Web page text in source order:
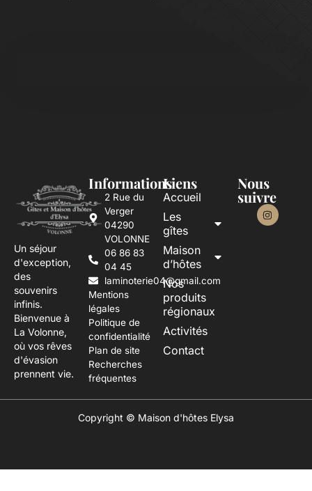
Un séjour
d'exception,
des
souvenirs
infinis.
Bienvenue à
La Volonne,
où vos rêves
d'évasion
prennent vie.
Informations
2 Rue du
Verger
04290
VOLONNE
06 86 83
04 45
laminoterie04@gmail.com
Mentions
légales
Politique de
confidentialité
Plan de site
Recherches
fréquentes
Liens
Accueil
Les
gîtes
Maison
d’hôtes
Nos
produits
régionaux
Activités
Contact
Nous
suivre
Copyright © Maison d'hôtes Elysa